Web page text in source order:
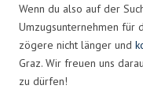
Wenn du also auf der
Umzugsunternehmen für
zögere nicht länger und
Graz. Wir freuen uns
zu dürfen!